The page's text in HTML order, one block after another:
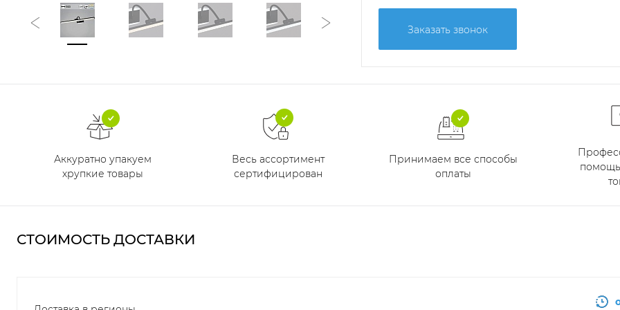
Заказать звонок
Аккуратно упакуем
хрупкие товары
Весь ассортимент
сертифицирован
Принимаем все способы
оплаты
СТОИМОСТЬ ДОСТАВКИ